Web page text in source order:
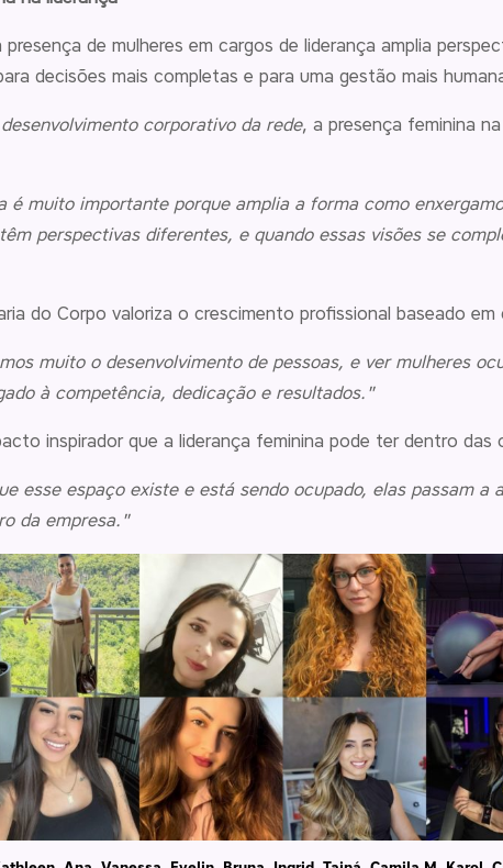
de mulheres em cargos de liderança amplia
decisões mais completas e para uma gestão mais
corporativo da rede, a presença feminina
é muito importante porque amplia a forma como
perspectivas diferentes, e quando essas visões se
do Corpo valoriza o crescimento profissional baseado
muito o desenvolvimento de pessoas, e ver mulheres
à competência, dedicação e resultados."
inspirador que a liderança feminina pode ter dentro das
esse espaço existe e está sendo ocupado, elas passam
da empresa."